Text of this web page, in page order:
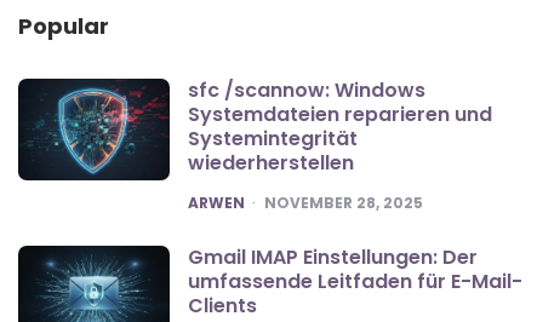
Popular
sfc /scannow: Windows
Systemdateien reparieren und
Systemintegrität
wiederherstellen
POSTED
ARWEN NOVEMBER 28, 2025
Gmail IMAP Einstellungen: Der
umfassende Leitfaden für E-Mail-
Clients